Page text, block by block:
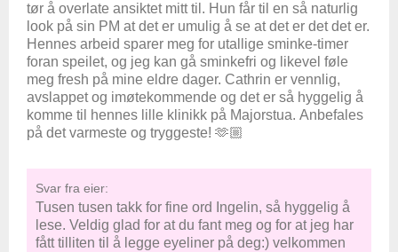
tør å overlate ansiktet mitt til. Hun får til en så naturlig
look på sin PM at det er umulig å se at det er det det er.
Hennes arbeid sparer meg for utallige sminke-timer
foran speilet, og jeg kan gå sminkefri og likevel føle
meg fresh på mine eldre dager. Cathrin er vennlig,
avslappet og imøtekommende og det er så hyggelig å
komme til hennes lille klinikk på Majorstua. Anbefales
på det varmeste og tryggeste! 🫶🏼
Svar fra eier:
Tusen tusen takk for fine ord Ingelin, så hyggelig å
lese. Veldig glad for at du fant meg og for at jeg har
fått tilliten til å legge eyeliner på deg:) velkommen